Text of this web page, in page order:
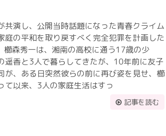
共演し、公開当時話題になった青春クライム
庭の平和を取り戻すべく完全犯罪を計画した
森秀一は、湘南の高校に通う17歳の少
遥香と3人で暮らしてきたが、10年前に友子
が、ある日突然彼らの前に再び姿を見せ、櫛
て以来、3人の家庭生活はすっ
記事を読む